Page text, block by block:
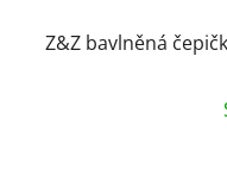
Z&Z bavlněná